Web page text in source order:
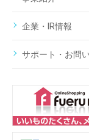
企業・IR情報
サポート・お問